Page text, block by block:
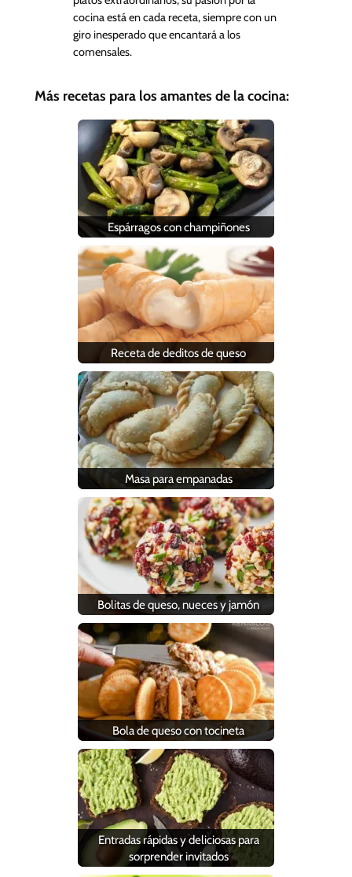
cocina está en cada receta, siempre con un
giro inesperado que encantará a los
comensales.
Más recetas para los amantes de la cocina:
Espárragos con champiñones
Receta de deditos de queso
Masa para empanadas
Bolitas de queso, nueces y jamón
Bola de queso con tocineta
Entradas rápidas y deliciosas para
sorprender invitados